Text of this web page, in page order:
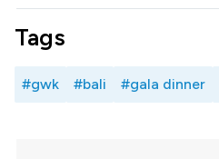
Tags
#gwk #bali #gala dinner